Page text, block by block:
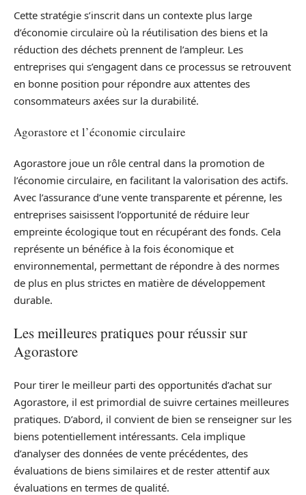
Cette stratégie s’inscrit dans un contexte plus large
d’économie circulaire où la réutilisation des biens et la
réduction des déchets prennent de l’ampleur. Les
entreprises qui s’engagent dans ce processus se retrouvent
en bonne position pour répondre aux attentes des
consommateurs axées sur la durabilité.
Agorastore et l’économie circulaire
Agorastore joue un rôle central dans la promotion de
l’économie circulaire, en facilitant la valorisation des actifs.
Avec l’assurance d’une vente transparente et pérenne, les
entreprises saisissent l’opportunité de réduire leur
empreinte écologique tout en récupérant des fonds. Cela
représente un bénéfice à la fois économique et
environnemental, permettant de répondre à des normes
de plus en plus strictes en matière de développement
durable.
Les meilleures pratiques pour réussir sur
Agorastore
Pour tirer le meilleur parti des opportunités d’achat sur
Agorastore, il est primordial de suivre certaines meilleures
pratiques. D’abord, il convient de bien se renseigner sur les
biens potentiellement intéressants. Cela implique
d’analyser des données de vente précédentes, des
évaluations de biens similaires et de rester attentif aux
évaluations en termes de qualité.